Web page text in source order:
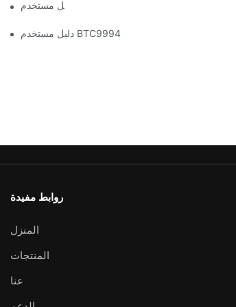
دليل مستخدم BTC9994
روابط مفيدة
المنزل
المنتجات
عنا